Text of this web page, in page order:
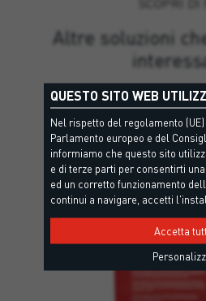
Altre soluzioni
QUESTO SITO WEB
Nel rispetto del regolamento
Parlamento europeo e del
informiamo che questo sito
e di terze parti per consentirti
ed un corretto funzionamento
continui a navigare, accetti
Accetta